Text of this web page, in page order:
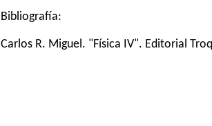
Bibliografía:
Carlos R. Miguel. "Física IV". Editorial